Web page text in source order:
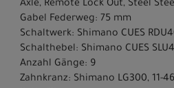
Axle, Remote Lock Out, Steel
Gabel Federweg: 75 mm
Schaltwerk: Shimano CUES
Schalthebel: Shimano CUES
Anzahl Gänge: 9
Zahnkranz: Shimano LG300, 11-